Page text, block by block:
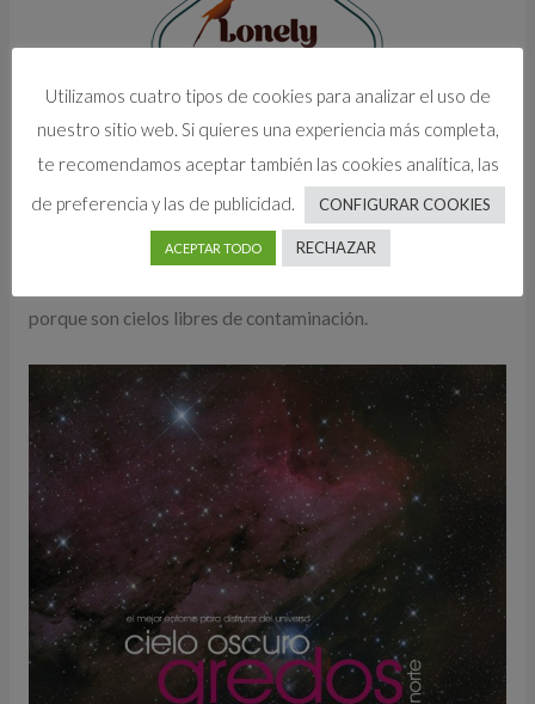
porque son cielos libres de contaminación.
Utilizamos cuatro tipos de cookies para analizar el uso de
nuestro sitio web. Si quieres una experiencia más completa,
te recomendamos aceptar también las cookies analítica, las
de preferencia y las de publicidad.
CONFIGURAR COOKIES
ACEPTAR TODO RECHAZAR